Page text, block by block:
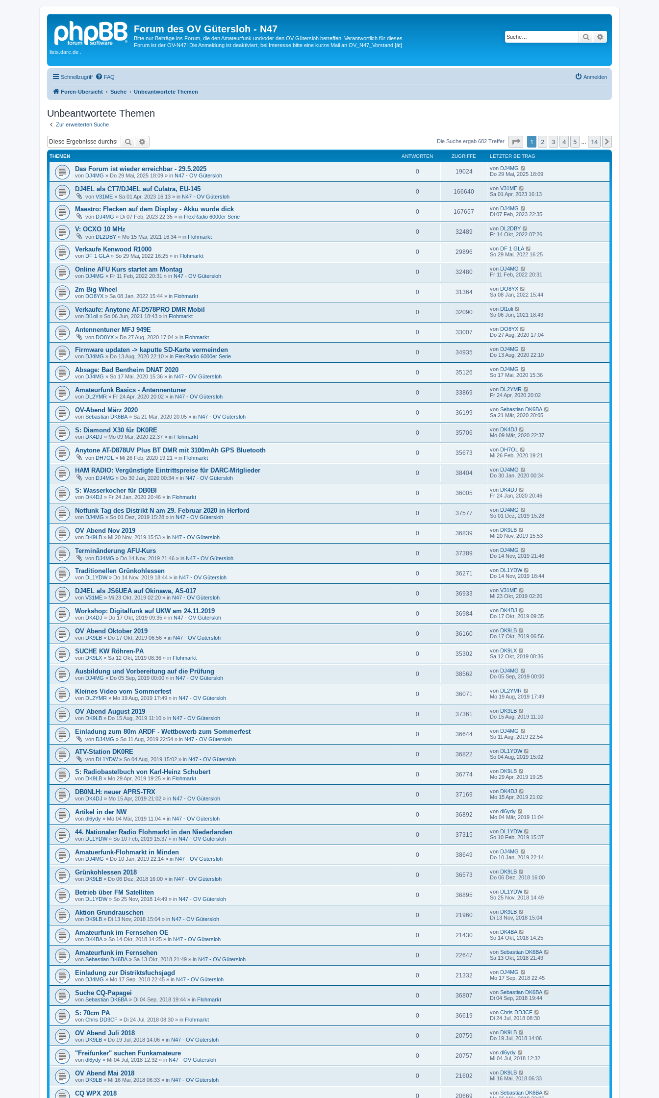
Forum des OV Gütersloh - N47
Bitte nur Beiträge ins Forum, die den Amateurfunk und/oder den OV Gütersloh betreffen. Verantwortlich für dieses
Forum ist der OV-N47! Die Anmeldung ist deaktiviert, bei Interesse bitte eine kurze Mail an OV_N47_Vorstand [ät]
lists.darc.de .
Suche
Schnellzugriff FAQ Anmelden
Foren-Übersicht Suche Unbeantwortete Themen
Unbeantwortete Themen
Zur erweiterten Suche
Suche Die Suche ergab 682 Treffer Seite von14
1 2 3 4 5 14
THEMEN ANTWORTEN ZUGRIFFE LETZTER BEITRAG
Das Forum ist wieder erreichbar - 29.5.2025
von DJ4MG » Do 29 Mai, 2025 18:09 » in N47 - OV Gütersloh
0 19024 von DJ4MG
Do 29 Mai, 2025 18:09
DJ4EL als CT7/DJ4EL auf Culatra, EU-145
von V31ME » Sa 01 Apr, 2023 16:13 » in N47 - OV Gütersloh
0 166640 von V31ME
Sa 01 Apr, 2023 16:13
Maestro: Flecken auf dem Display - Akku wurde dick
von DJ4MG » Di 07 Feb, 2023 22:35 » in FlexRadio 6000er Serie
0 167657 von DJ4MG
Di 07 Feb, 2023 22:35
V: OCXO 10 MHz
von DL2DBY » Mo 15 Mär, 2021 16:34 » in Flohmarkt
0 32489 von DL2DBY
Fr 14 Okt, 2022 07:26
Verkaufe Kenwood R1000
von DF 1 GLA » So 29 Mai, 2022 16:25 » in Flohmarkt
0 29896 von DF 1 GLA
So 29 Mai, 2022 16:25
Online AFU Kurs startet am Montag
von DJ4MG » Fr 11 Feb, 2022 20:31 » in N47 - OV Gütersloh
0 32480 von DJ4MG
Fr 11 Feb, 2022 20:31
2m Big Wheel
von DO8YX » Sa 08 Jan, 2022 15:44 » in Flohmarkt
0 31364 von DO8YX
Sa 08 Jan, 2022 15:44
Verkaufe: Anytone AT-D578PRO DMR Mobil
von Dl1oli » So 06 Jun, 2021 18:43 » in Flohmarkt
0 32090 von Dl1oli
So 06 Jun, 2021 18:43
Antennentuner MFJ 949E
von DO8YX » Do 27 Aug, 2020 17:04 » in Flohmarkt
0 33007 von DO8YX
Do 27 Aug, 2020 17:04
Firmware updaten -> kaputte SD-Karte vermeinden
von DJ4MG » Do 13 Aug, 2020 22:10 » in FlexRadio 6000er Serie
0 34935 von DJ4MG
Do 13 Aug, 2020 22:10
Absage: Bad Bentheim DNAT 2020
von DJ4MG » So 17 Mai, 2020 15:36 » in N47 - OV Gütersloh
0 35126 von DJ4MG
So 17 Mai, 2020 15:36
Amateurfunk Basics - Antennentuner
von DL2YMR » Fr 24 Apr, 2020 20:02 » in N47 - OV Gütersloh
0 33869 von DL2YMR
Fr 24 Apr, 2020 20:02
OV-Abend März 2020
von Sebastian DK6BA » Sa 21 Mär, 2020 20:05 » in N47 - OV Gütersloh
0 36199 von Sebastian DK6BA
Sa 21 Mär, 2020 20:05
S: Diamond X30 für DK0RE
von DK4DJ » Mo 09 Mär, 2020 22:37 » in Flohmarkt
0 35706 von DK4DJ
Mo 09 Mär, 2020 22:37
Anytone AT-D878UV Plus BT DMR mit 3100mAh GPS Bluetooth
von DH7OL » Mi 26 Feb, 2020 19:21 » in Flohmarkt
0 35673 von DH7OL
Mi 26 Feb, 2020 19:21
HAM RADIO: Vergünstigte Eintrittspreise für DARC-Mitglieder
von DJ4MG » Do 30 Jan, 2020 00:34 » in N47 - OV Gütersloh
0 38404 von DJ4MG
Do 30 Jan, 2020 00:34
S: Wasserkocher für DB0BI
von DK4DJ » Fr 24 Jan, 2020 20:46 » in Flohmarkt
0 36005 von DK4DJ
Fr 24 Jan, 2020 20:46
Notfunk Tag des Distrikt N am 29. Februar 2020 in Herford
von DJ4MG » So 01 Dez, 2019 15:28 » in N47 - OV Gütersloh
0 37577 von DJ4MG
So 01 Dez, 2019 15:28
OV Abend Nov 2019
von DK9LB » Mi 20 Nov, 2019 15:53 » in N47 - OV Gütersloh
0 36839 von DK9LB
Mi 20 Nov, 2019 15:53
Terminänderung AFU-Kurs
von DJ4MG » Do 14 Nov, 2019 21:46 » in N47 - OV Gütersloh
0 37389 von DJ4MG
Do 14 Nov, 2019 21:46
Traditionellen Grünkohlessen
von DL1YDW» Do 14 Nov, 2019 18:44 » in N47 - OV Gütersloh
0 36271 von DL1YDW
Do 14 Nov, 2019 18:44
DJ4EL als JS6UEA auf Okinawa, AS-017
von V31ME » Mi 23 Okt, 2019 02:20 » in N47 - OV Gütersloh
0 36933 von V31ME
Mi 23 Okt, 2019 02:20
Workshop: Digitalfunk auf UKW am 24.11.2019
von DK4DJ » Do 17 Okt, 2019 09:35 » in N47 - OV Gütersloh
0 36984 von DK4DJ
Do 17 Okt, 2019 09:35
OV Abend Oktober 2019
von DK9LB » Do 17 Okt, 2019 06:56 » in N47 - OV Gütersloh
0 36160 von DK9LB
Do 17 Okt, 2019 06:56
SUCHE KW Röhren-PA
von DK9LX » Sa 12 Okt, 2019 08:36 » in Flohmarkt
0 35302 von DK9LX
Sa 12 Okt, 2019 08:36
Ausbildung und Vorbereitung auf die Prüfung
von DJ4MG » Do 05 Sep, 2019 00:00 » in N47 - OV Gütersloh
0 38562 von DJ4MG
Do 05 Sep, 2019 00:00
Kleines Video vom Sommerfest
von DL2YMR » Mo 19 Aug, 2019 17:49 » in N47 - OV Gütersloh
0 36071 von DL2YMR
Mo 19 Aug, 2019 17:49
OV Abend August 2019
von DK9LB » Do 15 Aug, 2019 11:10 » in N47 - OV Gütersloh
0 37361 von DK9LB
Do 15 Aug, 2019 11:10
Einladung zum 80m ARDF - Wettbewerb zum Sommerfest
von DJ4MG » So 11 Aug, 2019 22:54 » in N47 - OV Gütersloh
0 36644 von DJ4MG
So 11 Aug, 2019 22:54
ATV-Station DK0RE
von DL1YDW» So 04 Aug, 2019 15:02 » in N47 - OV Gütersloh
0 36822 von DL1YDW
So 04 Aug, 2019 15:02
S: Radiobastelbuch von Karl-Heinz Schubert
von DK9LB » Mo 29 Apr, 2019 19:25 » in Flohmarkt
0 36774 von DK9LB
Mo 29 Apr, 2019 19:25
DB0NLH: neuer APRS-TRX
von DK4DJ » Mo 15 Apr, 2019 21:02 » in N47 - OV Gütersloh
0 37169 von DK4DJ
Mo 15 Apr, 2019 21:02
Artikel in der NW
von dl6ydy » Mo 04 Mär, 2019 11:04 » in N47 - OV Gütersloh
0 36892 von dl6ydy
Mo 04 Mär, 2019 11:04
44. Nationaler Radio Flohmarkt in den Niederlanden
von DL1YDW» So 10 Feb, 2019 15:37 » in N47 - OV Gütersloh
0 37315 von DL1YDW
So 10 Feb, 2019 15:37
Amatuerfunk-Flohmarkt in Minden
von DJ4MG » Do 10 Jan, 2019 22:14 » in N47 - OV Gütersloh
0 38649 von DJ4MG
Do 10 Jan, 2019 22:14
Grünkohlessen 2018
von DK9LB » Do 06 Dez, 2018 16:00 » in N47 - OV Gütersloh
0 36573 von DK9LB
Do 06 Dez, 2018 16:00
Betrieb über FM Satelliten
von DL1YDW» So 25 Nov, 2018 14:49 » in N47 - OV Gütersloh
0 36895 von DL1YDW
So 25 Nov, 2018 14:49
Aktion Grundrauschen
von DK9LB » Di 13 Nov, 2018 15:04 » in N47 - OV Gütersloh
0 21960 von DK9LB
Di 13 Nov, 2018 15:04
Amateurfunk im Fernsehen OE
von DK4BA » So 14 Okt, 2018 14:25 » in N47 - OV Gütersloh
0 21430 von DK4BA
So 14 Okt, 2018 14:25
Amateurfunk im Fernsehen
von Sebastian DK6BA » Sa 13 Okt, 2018 21:49 » in N47 - OV Gütersloh
0 22647 von Sebastian DK6BA
Sa 13 Okt, 2018 21:49
Einladung zur Distriktsfuchsjagd
von DJ4MG » Mo 17 Sep, 2018 22:45 » in N47 - OV Gütersloh
0 21332 von DJ4MG
Mo 17 Sep, 2018 22:45
Suche CQ-Papagei
von Sebastian DK6BA » Di 04 Sep, 2018 19:44 » in Flohmarkt
0 36807 von Sebastian DK6BA
Di 04 Sep, 2018 19:44
S: 70cm PA
von Chris DD3CF » Di 24 Jul, 2018 08:30 » in Flohmarkt
0 36619 von Chris DD3CF
Di 24 Jul, 2018 08:30
OV Abend Juli 2018
von DK9LB » Do 19 Jul, 2018 14:06 » in N47 - OV Gütersloh
0 20759 von DK9LB
Do 19 Jul, 2018 14:06
"Freifunker" suchen Funkamateure
von dl6ydy » Mi 04 Jul, 2018 12:32 » in N47 - OV Gütersloh
0 20757 von dl6ydy
Mi 04 Jul, 2018 12:32
OV Abend Mai 2018
von DK9LB » Mi 16 Mai, 2018 06:33 » in N47 - OV Gütersloh
0 21602 von DK9LB
Mi 16 Mai, 2018 06:33
CQ WPX 2018 0 20669 von Sebastian DK6BA